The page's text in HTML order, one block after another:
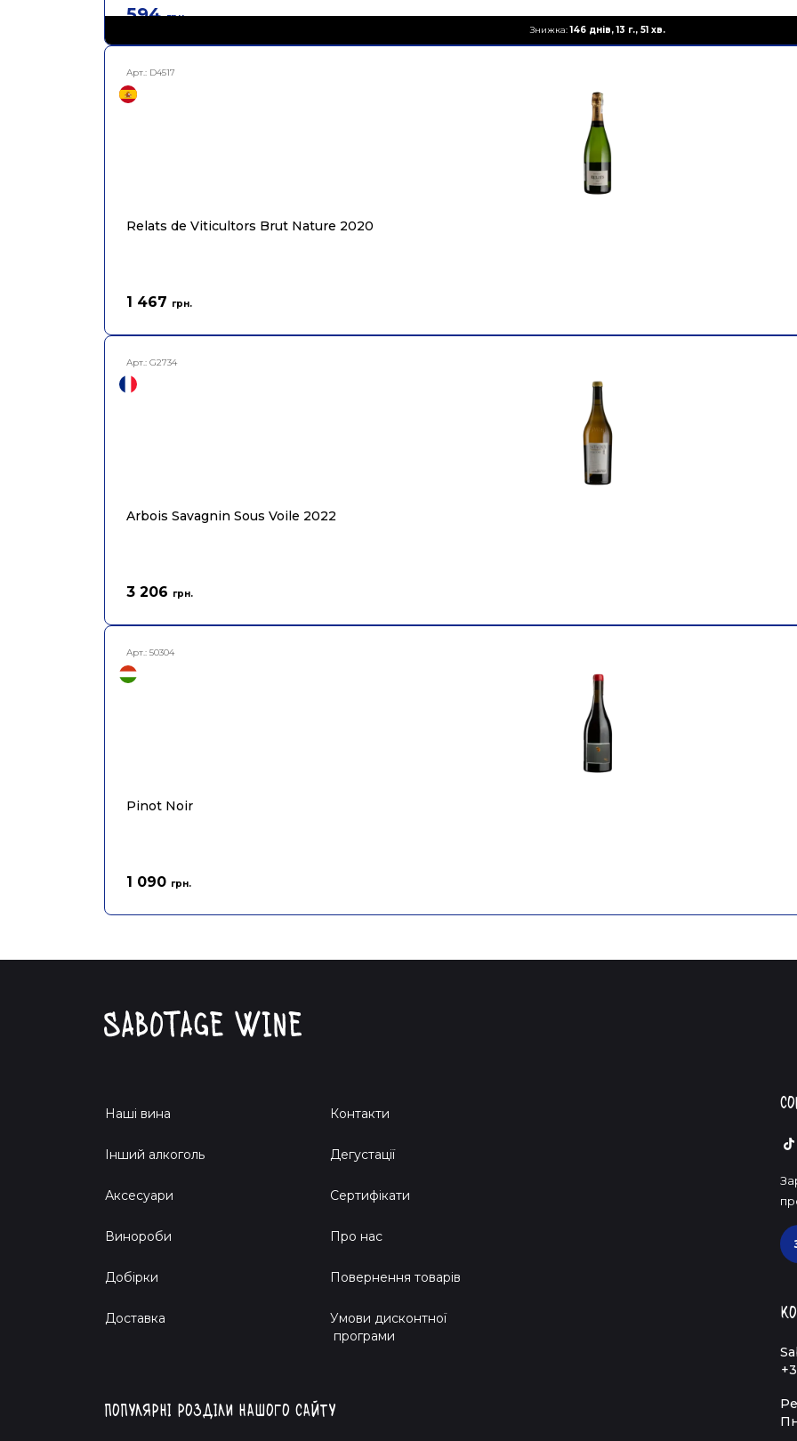
Знижка:146 днів, 13 г., 51 хв.
594 грн.
Арт.: D4517
Relats de Viticultors Brut Nature 2020
1 467 грн.
Арт.: G2734
Arbois Savagnin Sous Voile 2022
3 206 грн.
Арт.: 50304
Pinot Noir
1 090 грн.
Наші вина
Інший алкоголь
Аксесуари
Винороби
Добірки
Доставка
Контакти
Дегустації
Сертифікати
Про нас
Повернення товарів
Умови дисконтної
програми
Популярні розділи нашого сайту